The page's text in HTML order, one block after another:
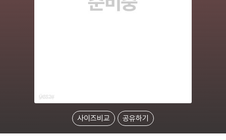
사이즈비교 공유하기